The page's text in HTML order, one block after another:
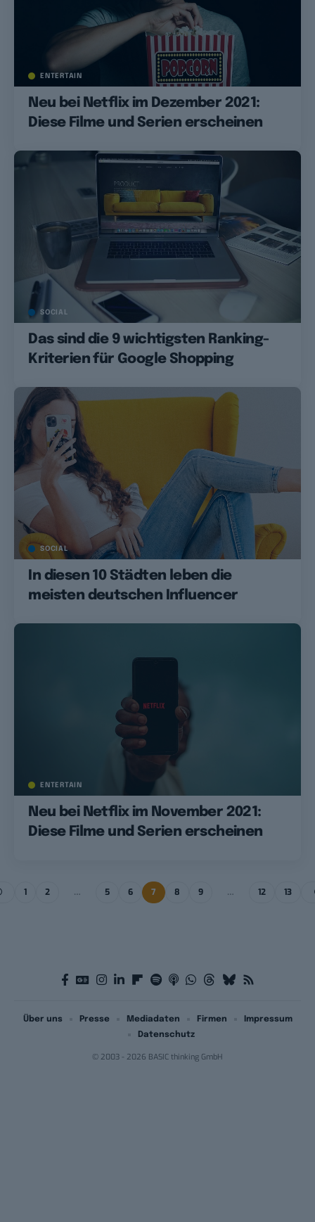
ENTERTAIN
Neu bei Netflix im Dezember 2021:
Diese Filme und Serien erscheinen
SOCIAL
Das sind die 9 wichtigsten Ranking-
Kriterien für Google Shopping
SOCIAL
In diesen 10 Städten leben die
meisten deutschen Influencer
ENTERTAIN
Neu bei Netflix im November 2021:
Diese Filme und Serien erscheinen
1 2 … 5 6 7 8 9 … 12 13
© 2003 - 2026 BASIC thinking GmbH
Über uns Presse Mediadaten Firmen
Impressum
Datenschutz